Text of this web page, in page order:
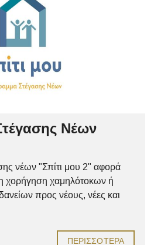
Νέων
νέων "Σπίτι μου 2" αφορά
χορήγηση χαμηλότοκων ή
προς νέους, νέες και
ΠΕΡΙΣΣΌΤΕΡΑ